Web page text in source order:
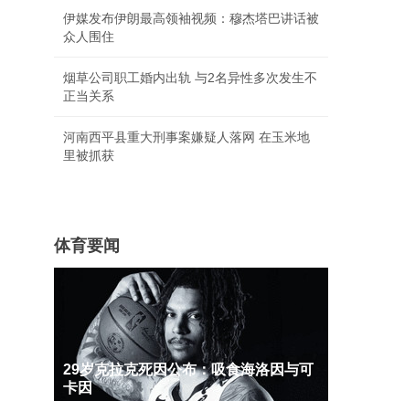
伊媒发布伊朗最高领袖视频：穆杰塔巴讲话被
众人围住
烟草公司职工婚内出轨 与2名异性多次发生不
正当关系
河南西平县重大刑事案嫌疑人落网 在玉米地
里被抓获
体育要闻
29岁克拉克死因公布：吸食海洛因与可
卡因